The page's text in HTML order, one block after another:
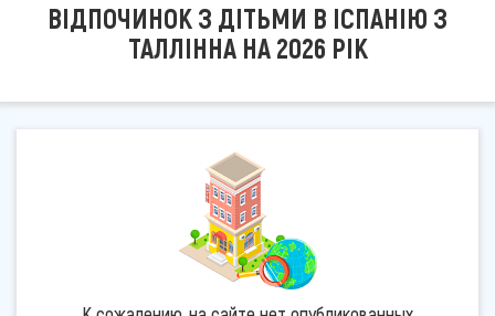
ВІДПОЧИНОК З ДІТЬМИ В ІСПАНІЮ З
ТАЛЛІННА НА 2026 РІК